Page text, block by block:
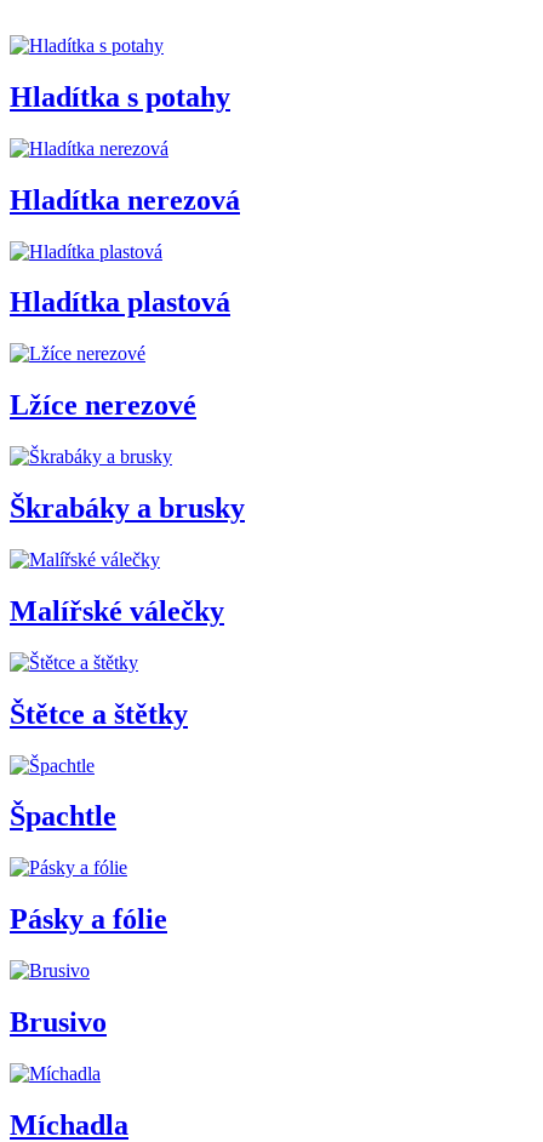
Hladítka s potahy
Hladítka nerezová
Hladítka plastová
Lžíce nerezové
Škrabáky a brusky
Malířské válečky
Štětce a štětky
Špachtle
Pásky a fólie
Brusivo
Míchadla